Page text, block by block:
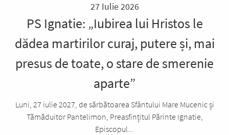
27 Iulie 2026
PS Ignatie: „Iubirea lui Hristos le
dădea martirilor curaj, putere și, mai
presus de toate, o stare de smerenie
aparte”
Luni, 27 iulie 2027, de sărbătoarea Sfântului Mare Mucenic și
Tămăduitor Pantelimon, Preasfințitul Părinte Ignatie,
Episcopul...